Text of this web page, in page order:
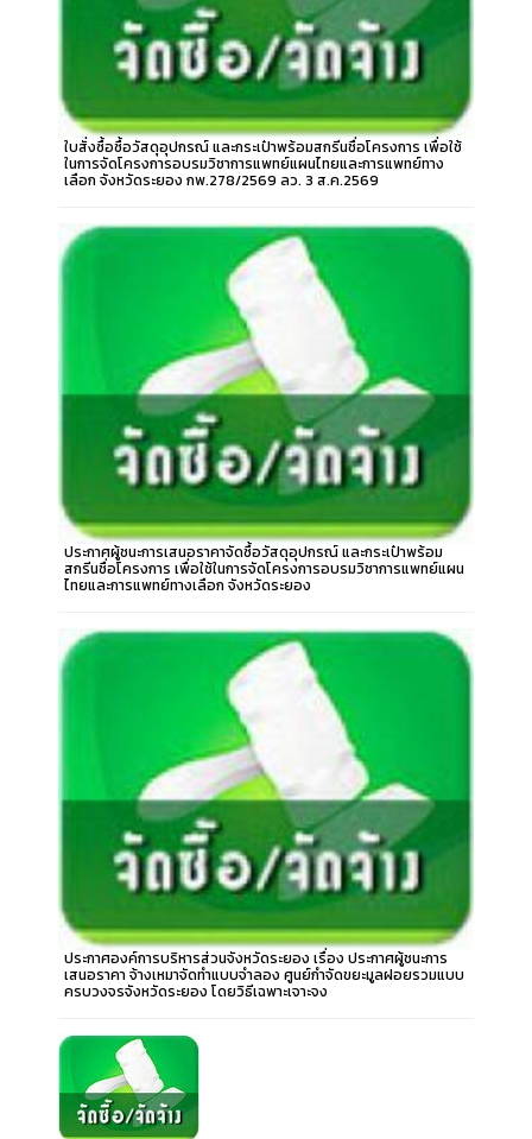
ใบสั่งซื้อซื้อวัสดุอุปกรณ์ และกระเป๋าพร้อมสกรีนชื่อโครงการ เพื่อใช้
ในการจัดโครงการอบรมวิชาการแพทย์แผนไทยและการแพทย์ทาง
เลือก จังหวัดระยอง กพ.278/2569 ลว. 3 ส.ค.2569
ประกาศผู้ชนะการเสนอราคาจัดซื้อวัสดุอุปกรณ์ และกระเป๋าพร้อม
สกรีนชื่อโครงการ เพื่อใช้ในการจัดโครงการอบรมวิชาการแพทย์แผน
ไทยและการแพทย์ทางเลือก จังหวัดระยอง
ประกาศองค์การบริหารส่วนจังหวัดระยอง เรื่อง ประกาศผู้ชนะการ
เสนอราคา จ้างเหมาจัดทำแบบจำลอง ศูนย์กำจัดขยะมูลฝอยรวมแบบ
ครบวงจรจังหวัดระยอง โดยวิธีเฉพาะเจาะจง